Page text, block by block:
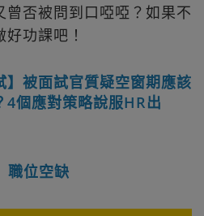
曾否被問到口啞啞？如果不
功課吧！
】被面試官質疑空窗期應該
4個應對策略說服HR出
職位空缺